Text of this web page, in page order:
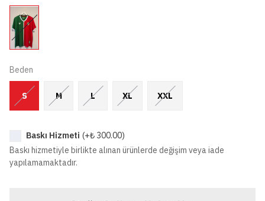
Beden
S M L XL XXL
Baskı Hizmeti (+₺ 300.00)
Baskı hizmetiyle birlikte alınan ürünlerde değişim veya iade
yapılamamaktadır.